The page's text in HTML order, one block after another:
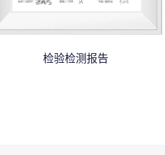
检验检测报告